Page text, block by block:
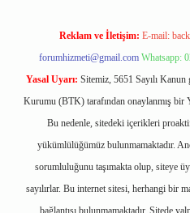
Reklam ve İletişim: E-mail:
forumhizmeti@gmail.com Whatsapp:
Yasal Uyarı: Sitemiz, 5651 Sayılı
Kurumu (BTK) tarafından onaylanmış bir
Bu nedenle, sitedeki içerikleri
yükümlülüğümüz bulunmamaktadır.
sorumluluğunu taşımakta olup, siteye
sayılırlar. Bu internet sitesi, herhangi bir
bağlantısı bulunmamaktadır. Sitede